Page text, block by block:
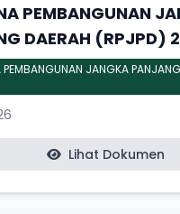
PEMBANGUNAN
DAERAH
JANGKA
Lihat Dokumen